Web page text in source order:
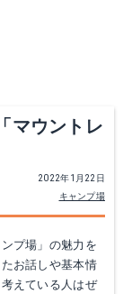
マウントレ
2022年1月22日
キャンプ場
プ場」の魅力を
お話しや基本情
えている人はぜ